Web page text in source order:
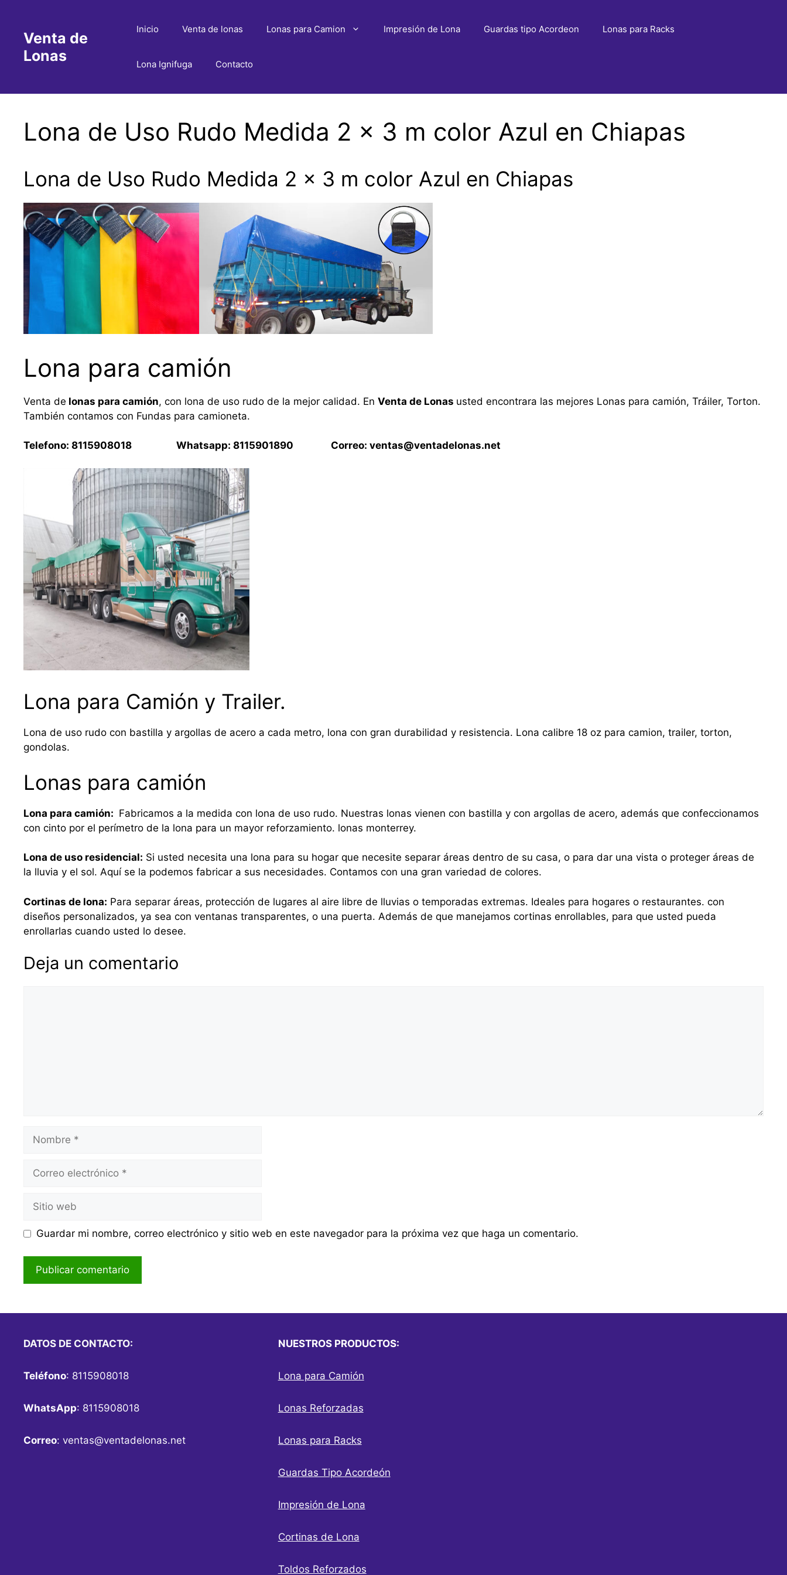
contenidoVenta de
Lonas
Inicio Venta de lonas Lonas para Camion Impresión de Lona Guardas tipo Acordeon Lonas para Racks
Lona Ignifuga Contacto
Lona de Uso Rudo Medida 2 x 3 m color Azul en Chiapas
Lona de Uso Rudo Medida 2 x 3 m color Azul en Chiapas
Lona para camión
Venta de lonas para camión, con lona de uso rudo de la mejor calidad. En Venta de Lonas usted encontrara las mejores Lonas para camión, Tráiler, Torton.
También contamos con Fundas para camioneta.
Telefono: 8115908018 Whatsapp: 8115901890 Correo: ventas@ventadelonas.net
Lona para Camión y Trailer.
Lona de uso rudo con bastilla y argollas de acero a cada metro, lona con gran durabilidad y resistencia. Lona calibre 18 oz para camion, trailer, torton,
gondolas.
Lonas para camión
Lona para camión: Fabricamos a la medida con lona de uso rudo. Nuestras lonas vienen con bastilla y con argollas de acero, además que confeccionamos
con cinto por el perímetro de la lona para un mayor reforzamiento. lonas monterrey.
Lona de uso residencial: Si usted necesita una lona para su hogar que necesite separar áreas dentro de su casa, o para dar una vista o proteger áreas de
la lluvia y el sol. Aquí se la podemos fabricar a sus necesidades. Contamos con una gran variedad de colores.
Cortinas de lona: Para separar áreas, protección de lugares al aire libre de lluvias o temporadas extremas. Ideales para hogares o restaurantes. con
diseños personalizados, ya sea con ventanas transparentes, o una puerta. Además de que manejamos cortinas enrollables, para que usted pueda
enrollarlas cuando usted lo desee.
Deja un comentario
Nombre
Correo
Sitio
web
Guardar mi nombre, correo electrónico y sitio web en este navegador para la próxima vez que haga un comentario.
DATOS DE CONTACTO:
Teléfono: 8115908018
WhatsApp: 8115908018
Correo: ventas@ventadelonas.net
NUESTROS PRODUCTOS:
Lona para Camión
Lonas Reforzadas
Lonas para Racks
Guardas Tipo Acordeón
Impresión de Lona
Cortinas de Lona
Toldos Reforzados